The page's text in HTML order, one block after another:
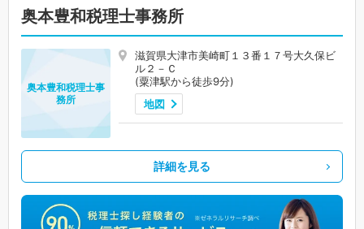
奥本豊和税理士事務所
滋賀県大津市美崎町１３番１７号大久保ビ
ル２－Ｃ
(粟津駅から徒歩9分)
地図
奥本豊和税理士事
務所
詳細を見る